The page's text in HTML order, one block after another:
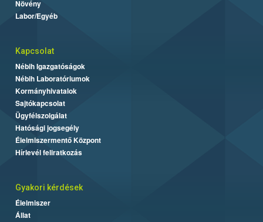
Növény
Labor/Egyéb
Kapcsolat
Nébih Igazgatóságok
Nébih Laboratóriumok
Kormányhivatalok
Sajtókapcsolat
Ügyfélszolgálat
Hatósági jogsegély
Élelmiszermentő Központ
Hírlevél feliratkozás
Gyakori kérdések
Élelmiszer
Állat